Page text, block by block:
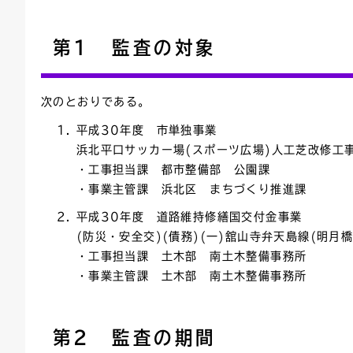
第1 監査の対象
次のとおりである。
平成30年度 市単独事業
浜北平口サッカー場(スポーツ広場)人工芝改修工
・工事担当課 都市整備部 公園課
・事業主管課 浜北区 まちづくり推進課
平成30年度 道路維持修繕国交付金事業
(防災・安全交)(債務)(一)舘山寺弁天島線(明月
・工事担当課 土木部 南土木整備事務所
・事業主管課 土木部 南土木整備事務所
第2 監査の期間